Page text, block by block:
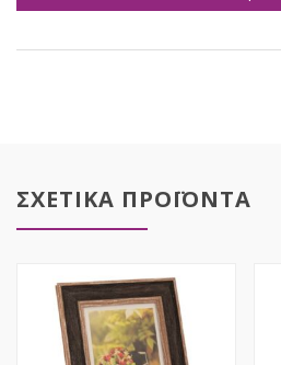
ΣΧΕΤΙΚΑ ΠΡΟΪΟΝΤΑ